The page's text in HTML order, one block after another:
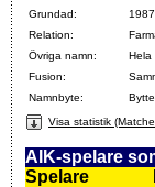
Grundad:
1987
Relation:
Övriga namn:
Hela
Fusion:
Namnbyte:
Visa statistik
AIK-spelare
Spelare